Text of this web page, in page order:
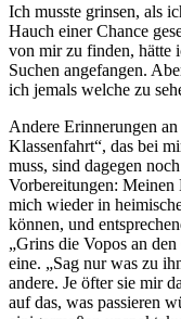
Ich musste grinsen, als
Hauch einer Chance
von mir zu finden, hätte
Suchen angefangen.
ich jemals welche zu
Andere Erinnerungen
Klassenfahrt“, das bei
muss, sind dagegen
Vorbereitungen: Meinen
mich wieder in
können, und
„Grins die Vopos an
eine. „Sag nur was zu
andere. Je öfter sie mir
auf das, was passieren